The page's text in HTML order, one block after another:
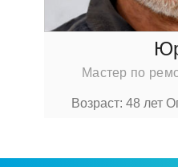
Мастер по
Возраст: 48 лет